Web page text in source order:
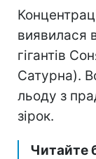
виявилася
гігантів
Сатурна).
льоду з
зірок.
Читайте